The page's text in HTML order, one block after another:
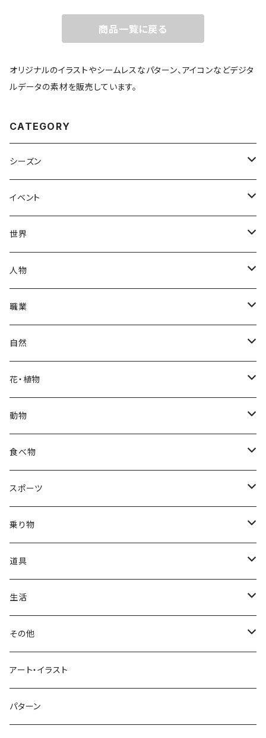
商品一覧に戻る
オリジナルのイラストやシームレスなパターン、アイコンなどデジタ
ルデータの素材を販売しています。
CATEGORY
シーズン
春
夏
秋
冬
イベント
出産・育児
母の日
中秋節
クリスマス
福袋
ブラックフライデー
ハロウィン
正月
端午の節句
結婚式
父の日
節分
世界
ハワイアン
パリ
ロシアン
アフリカン
日本
ヨーロッパ
トライバル
中国
北欧
人物
赤ちゃん
女性
男性
子供
サンタクロース
七福神
金太郎
天使
シニア
おばけ
スケルトン
ジャックオランタン
職業
医者
自然
海
雲
星
雫
貝殻
山
木
川
月
太陽
花・植物
カーネーション
梅
桜
プルメリア
野バラ
牡丹
ひまわり
ハイビスカス
やしの木
動物
ネコ
ウマ
サイ
チンパンジー
トリ
ツル
カモメ
サカナ
イワシ
トラ
ウサギ
食べ物
スイーツ
かき氷
アイス
キャンディー
フルーツ
スイカ
イチゴ
和食
お雑煮
鏡餅
野菜
ナス
トマト
飲み物
ビール
ソーダ
洋食
カレー
スポーツ
相撲
乗り物
車
道具
ファッション
サングラス
ビーチサンダル
文房具
はさみ
おりがみ
コスメ
遊具
生活
花粉症
風邪
ビジネス
その他
ハート
デジタル
アート・イラスト
パターン